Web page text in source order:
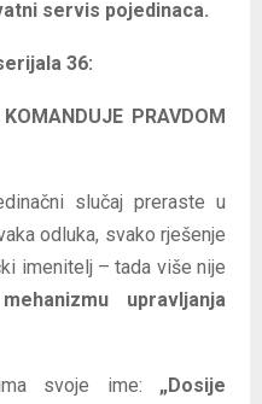
servis pojedinaca.
36:
PRAVDOM
slučaj preraste u
odluka, svako rješenje
imenitelj – tada više nije
mehanizmu upravljanja
svoje ime: „Dosije